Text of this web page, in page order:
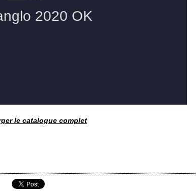
le catalogue complet